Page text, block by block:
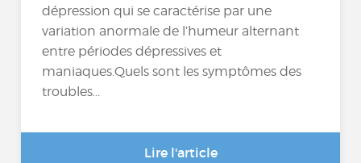
dépression qui se caractérise par une
variation anormale de l’humeur alternant
entre périodes dépressives et
maniaques.Quels sont les symptômes des
troubles...
Lire l'article